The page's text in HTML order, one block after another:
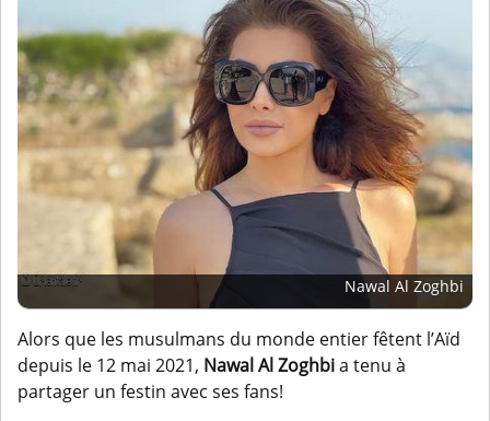
Nawal Al Zoghbi
Alors que les musulmans du monde entier fêtent l’Aïd
depuis le 12 mai 2021, Nawal Al Zoghbia tenu à
partager un festin avec ses fans!